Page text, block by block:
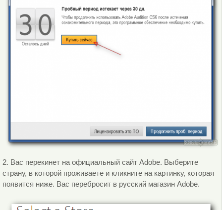
2. Вас перекинет на официальный сайт Adobe. Выберите
страну, в которой проживаете и кликните на картинку, которая
появится ниже. Вас перебросит в русский магазин Adobe.